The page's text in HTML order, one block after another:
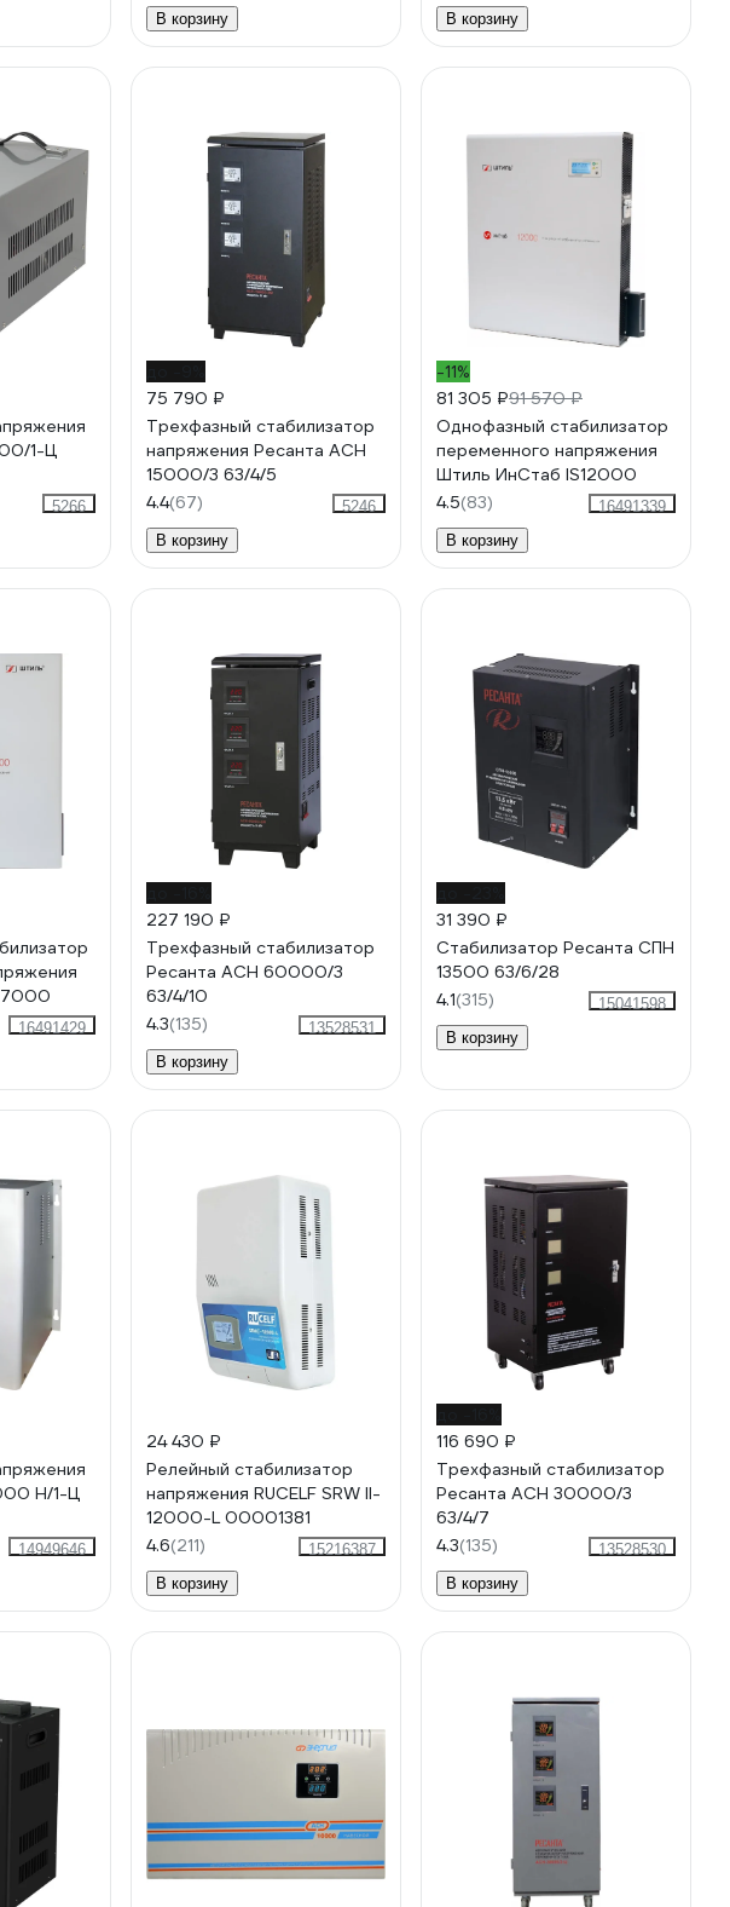
В корзину
В корзину
1-Ц
5266
75 790 ₽
Трехфазный стабилизатор
напряжения Ресанта АСН
15000/3 63/4/5
4.4(67)
5246
В корзину
-11%
81 305 ₽91 570 ₽
Однофазный стабилизатор
переменного напряжения
Штиль ИнСтаб IS12000
4.5(83)
16491339
В корзину
16491429
227 190 ₽
Трехфазный стабилизатор
Ресанта АСН 60000/3
63/4/10
4.3(135)
13528531
В корзину
31 390 ₽
Стабилизатор Ресанта СПН
13500 63/6/28
4.1(315)
15041598
В корзину
Н/1-Ц
14949646
24 430 ₽
Релейный стабилизатор
напряжения RUCELF SRW II-
12000-L 00001381
4.6(211)
15216387
В корзину
116 690 ₽
Трехфазный стабилизатор
Ресанта АСН 30000/3
63/4/7
4.3(135)
13528530
В корзину